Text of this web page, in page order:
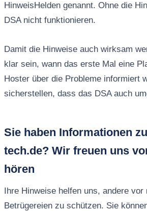
HinweisHelden genannt. Ohne die
DSA nicht funktionieren.
Damit die Hinweise auch wirksam
klar sein, wann das erste Mal eine
Hoster über die Probleme informiert
sicherstellen, dass das DSA auch
Sie haben Informationen
tech.de? Wir freuen uns
hören
Ihre Hinweise helfen uns, andere vor
Betrügereien zu schützen. Sie